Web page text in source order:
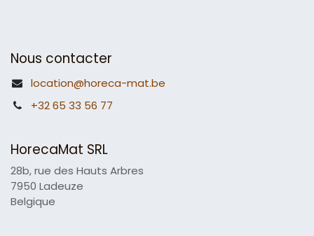
Nous contacter
location@horeca-mat.be
+32 65 33 56 77
HorecaMat SRL
28b, rue des Hauts Arbres
7950 Ladeuze
Belgique